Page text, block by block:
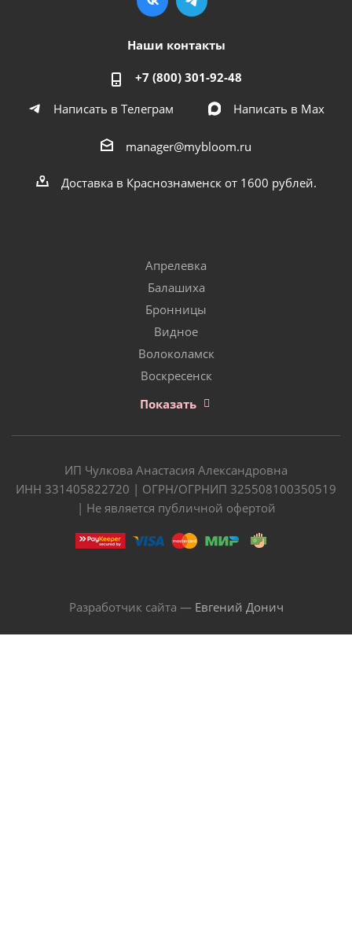
Наши контакты
+7 (800) 301-92-48
Написать в Телеграм
Написать в Мах
manager@mybloom.ru
Доставка в Краснознаменск от 1600 рублей.
Апрелевка
Балашиха
Бронницы
Видное
Волоколамск
Воскресенск
Показать
ИП Чулкова Анастасия Александровна
ИНН 331405822720 | ОГРН/ОГРНИП 325508100350519
| Не является публичной офертой
Разработчик сайта — Евгений Донич